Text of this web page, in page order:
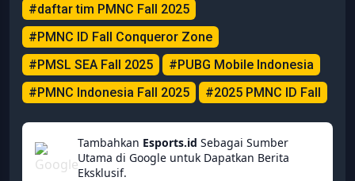
#daftar tim PMNC Fall 2025
#PMNC ID Fall Conqueror Zone
#PMSL SEA Fall 2025
#PUBG Mobile Indonesia
#PMNC Indonesia Fall 2025
#2025 PMNC ID Fall
Tambahkan Esports.id Sebagai Sumber
Utama di Google untuk Dapatkan Berita
Eksklusif.